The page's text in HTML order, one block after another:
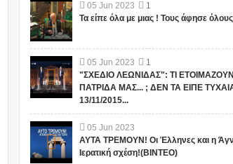
05 Jun 2023
1
Τα είπε όλα με μιας ! Τους άφησε
05 Jun 2023
1
"ΣΧΕΔΙΟ ΛΕΩΝΙΔΑΣ": ΤΙ
ΠΑΤΡΙΔΑ ΜΑΣ... ; ΔΕΝ ΤΑ ΕΙΠΕ
13/11/2015...
05 Jun 2023
ΑΥΤΑ ΤΡΕΜΟΥΝ! Οι Έλληνες και η
Ιερατική σχέση!(ΒΙΝΤΕΟ)